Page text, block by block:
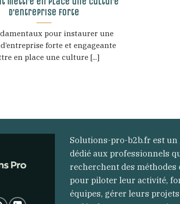
d’entreprise forte
pour instaurer une
forte et engageante
en place une culture [...]
Solutions-pro-b2b.fr est un
dédié aux professionnels
recherchent des méthodes
pour piloter leur activité,
équipes, gérer leurs